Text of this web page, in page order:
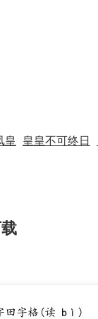
皇 皇皇不可终日